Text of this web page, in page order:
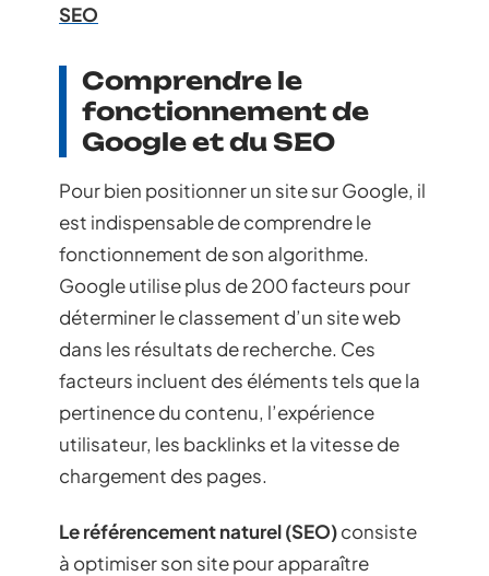
SEO
Comprendre le
fonctionnement de
Google et du SEO
Pour bien positionner un site sur Google, il
est indispensable de comprendre le
fonctionnement de son algorithme.
Google utilise plus de 200 facteurs pour
déterminer le classement d’un site web
dans les résultats de recherche. Ces
facteurs incluent des éléments tels que la
pertinence du contenu, l’expérience
utilisateur, les backlinks et la vitesse de
chargement des pages.
Le référencement naturel (SEO)consiste
à optimiser son site pour apparaître